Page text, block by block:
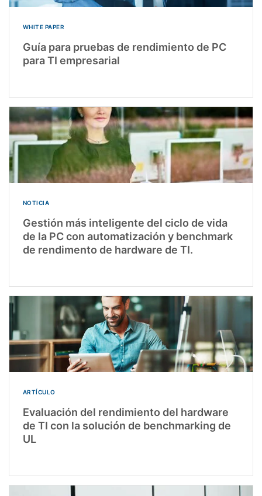
WHITE PAPER
Guía para pruebas de rendimiento de PC
para TI empresarial
NOTICIA
Gestión más inteligente del ciclo de vida
de la PC con automatización y benchmark
de rendimento de hardware de TI.
ARTÍCULO
Evaluación del rendimiento del hardware
de TI con la solución de benchmarking de
UL